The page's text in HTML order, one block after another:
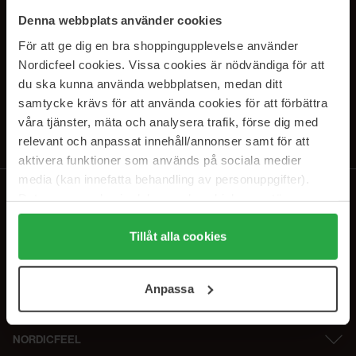
Denna webbplats använder cookies
För att ge dig en bra shoppingupplevelse använder
Nordicfeel cookies. Vissa cookies är nödvändiga för att
du ska kunna använda webbplatsen, medan ditt
samtycke krävs för att använda cookies för att förbättra
våra tjänster, mäta och analysera trafik, förse dig med
relevant och anpassat innehåll/annonser samt för att
aktivera funktioner som används på sociala medier
media (kan innefatta behandling av personuppgifter).
Genom att trycka på "Tillåt alla cookies" accepterar du
alla cookies, medan du under "Detaljer" kan anpassa
användningen av cookies. Du kan när som helst återkalla
samt vår Integritetspolicy.
Tillåt alla cookies
Anpassa
SUBSCRIBE TO OUR
NEWSLETTER
E-postadresse
Ved å abonnere godtar du vårpersonvernerklæring. Du kan melde deg
NORDICFEEL